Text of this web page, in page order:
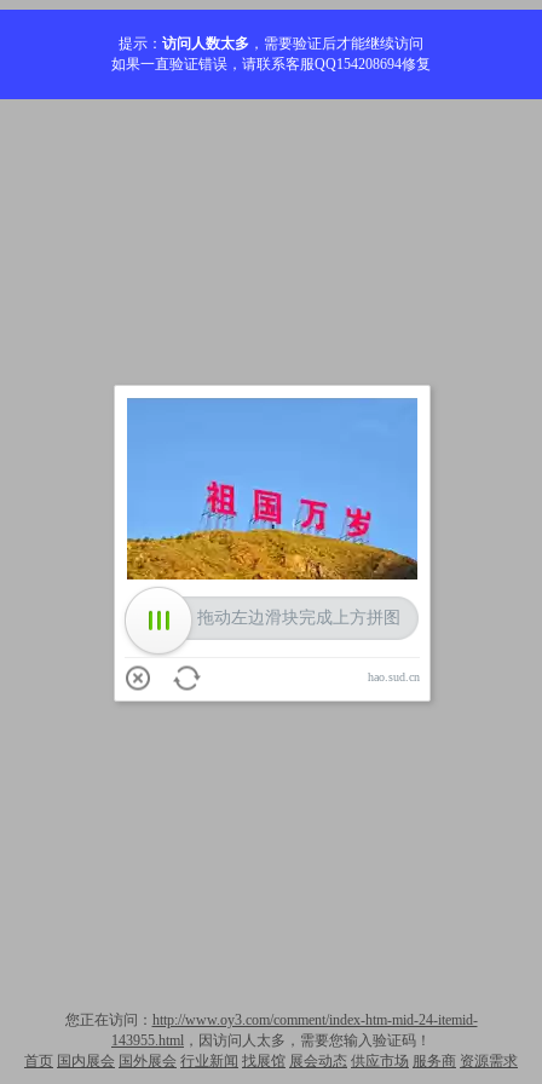
提示： 访问人数太多 ，需要验证后才能继续访问
如果一直验证错误，请联系客服QQ154208694修复
您正在访问： http://www.oy3.com/comment/index-htm-mid-24-itemid-
143955.html ，因访问人太多，需要您输入验证码！
首页 国内展会 国外展会 行业新闻 找展馆 展会动态 供应市场 服务商 资源需求
拖动左边滑块完成上方拼图
hao.sud.cn